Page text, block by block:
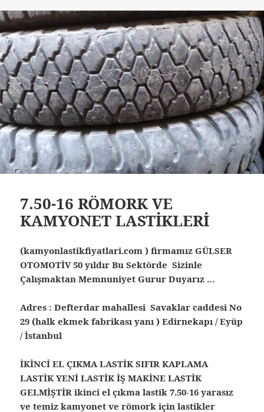
7.50-16 RÖMORK VE
KAMYONET LASTİKLERİ
(kamyonlastikfiyatlari.com ) firmamız GÜLSER
OTOMOTİV 50 yıldır Bu Sektörde Sizinle
Çalışmaktan Memnuniyet Gurur Duyarız …
Adres : Defterdar mahallesi Savaklar caddesi No
29 (halk ekmek fabrikası yanı ) Edirnekapı / Eyüp
/ İstanbul
İKİNCİ EL ÇIKMA LASTİK SIFIR KAPLAMA
LASTİK YENİ LASTİK İŞ MAKİNE LASTİK
GELMİŞTİR ikinci el çıkma lastik 7.50-16 yarasız
ve temiz kamyonet ve römork için lastikler